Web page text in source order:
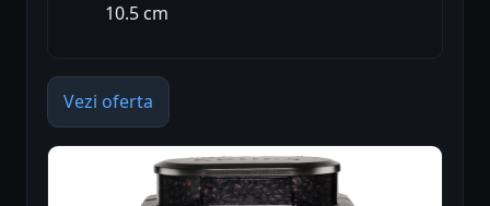
10.5 cm
Vezi oferta